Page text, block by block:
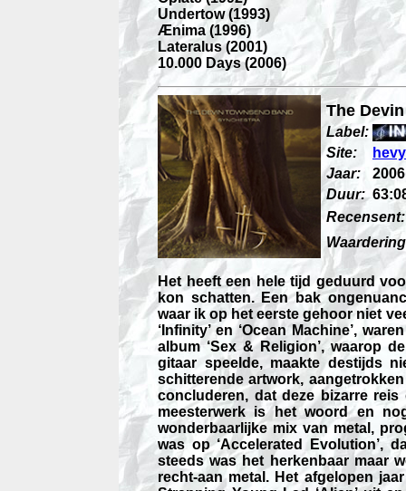
Undertow (1993)
Ænima (1996)
Lateralus (2001)
10.000 Days (2006)
The
Label:
Site:
Jaar:
2006
Duur:
Recensent:
Het heeft een hele tijd geduurd
kon schatten. Een bak
waar ik op het eerste gehoor niet
‘Infinity’ en ‘Ocean Machine’,
album ‘Sex & Religion’, waarop
gitaar speelde, maakte destijds
schitterende artwork,
concluderen, dat deze bizarre
meesterwerk is het woord en
wonderbaarlijke mix van metal,
was op ‘Accelerated Evolution’,
steeds was het herkenbaar maar
recht-aan metal. Het afgelopen